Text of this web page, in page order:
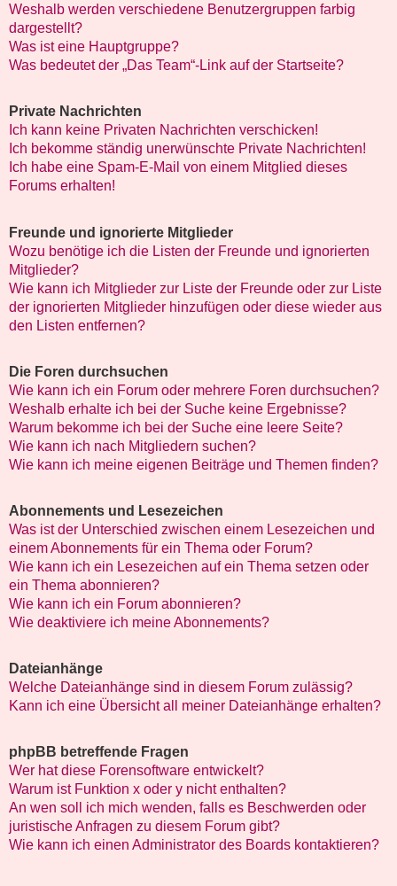
Weshalb werden verschiedene Benutzergruppen farbig
dargestellt?
Was ist eine Hauptgruppe?
Was bedeutet der „Das Team“-Link auf der Startseite?
Private Nachrichten
Ich kann keine Privaten Nachrichten verschicken!
Ich bekomme ständig unerwünschte Private Nachrichten!
Ich habe eine Spam-E-Mail von einem Mitglied dieses
Forums erhalten!
Freunde und ignorierte Mitglieder
Wozu benötige ich die Listen der Freunde und ignorierten
Mitglieder?
Wie kann ich Mitglieder zur Liste der Freunde oder zur Liste
der ignorierten Mitglieder hinzufügen oder diese wieder aus
den Listen entfernen?
Die Foren durchsuchen
Wie kann ich ein Forum oder mehrere Foren durchsuchen?
Weshalb erhalte ich bei der Suche keine Ergebnisse?
Warum bekomme ich bei der Suche eine leere Seite?
Wie kann ich nach Mitgliedern suchen?
Wie kann ich meine eigenen Beiträge und Themen finden?
Abonnements und Lesezeichen
Was ist der Unterschied zwischen einem Lesezeichen und
einem Abonnements für ein Thema oder Forum?
Wie kann ich ein Lesezeichen auf ein Thema setzen oder
ein Thema abonnieren?
Wie kann ich ein Forum abonnieren?
Wie deaktiviere ich meine Abonnements?
Dateianhänge
Welche Dateianhänge sind in diesem Forum zulässig?
Kann ich eine Übersicht all meiner Dateianhänge erhalten?
phpBB betreffende Fragen
Wer hat diese Forensoftware entwickelt?
Warum ist Funktion x oder y nicht enthalten?
An wen soll ich mich wenden, falls es Beschwerden oder
juristische Anfragen zu diesem Forum gibt?
Wie kann ich einen Administrator des Boards kontaktieren?